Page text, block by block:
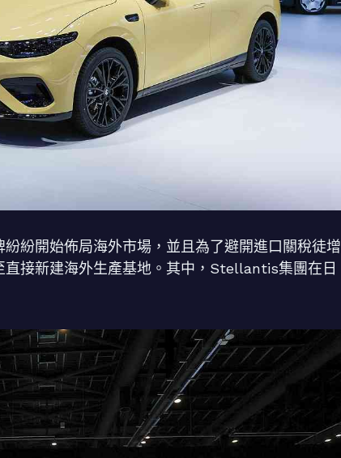
紛開始佈局海外市場，並且為了避開進口關稅徒增
接新建海外生產基地。其中，Stellantis集團在日